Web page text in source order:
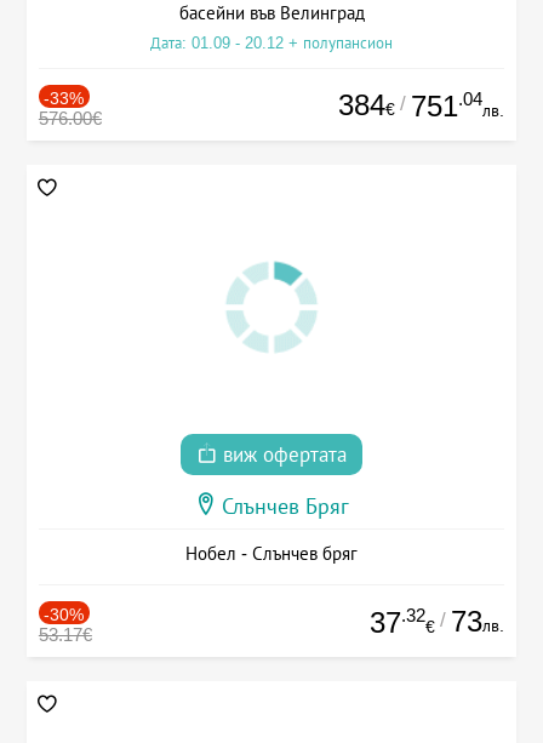
басейни във Велинград
Дата: 01.09 - 20.12 + полупансион
-33%
576.00€ 384€ / 751.04
лв.
виж офертата
Слънчев Бряг
Нобел - Слънчев бряг
-30%
53.17€ 37.32
€ / 73лв.